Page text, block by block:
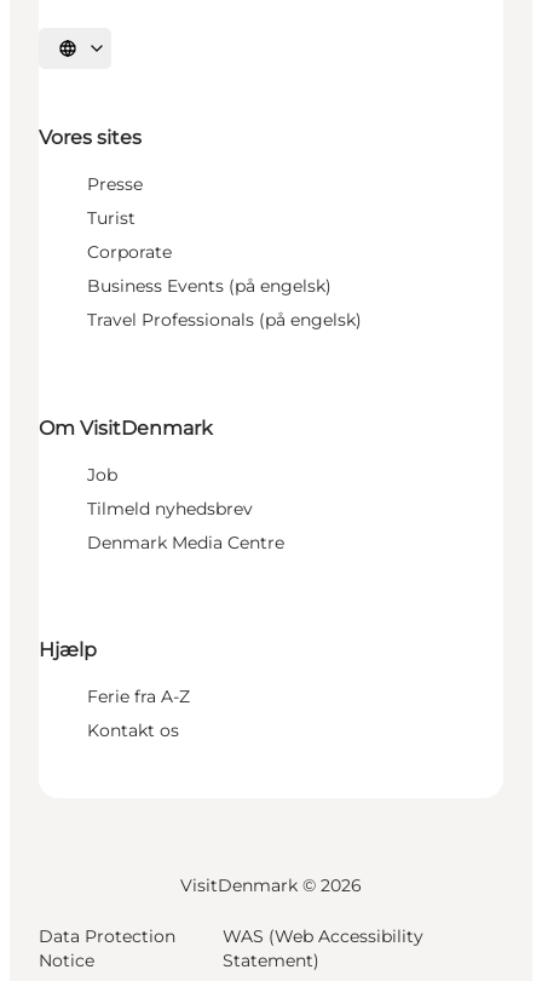
Vælg sprog
Vores sites
Presse
Turist
Corporate
Business Events (på engelsk)
Travel Professionals (på engelsk)
Om VisitDenmark
Job
Tilmeld nyhedsbrev
Denmark Media Centre
Hjælp
Ferie fra A-Z
Kontakt os
VisitDenmark © 2026
Data Protection
Notice
WAS (Web Accessibility
Statement)